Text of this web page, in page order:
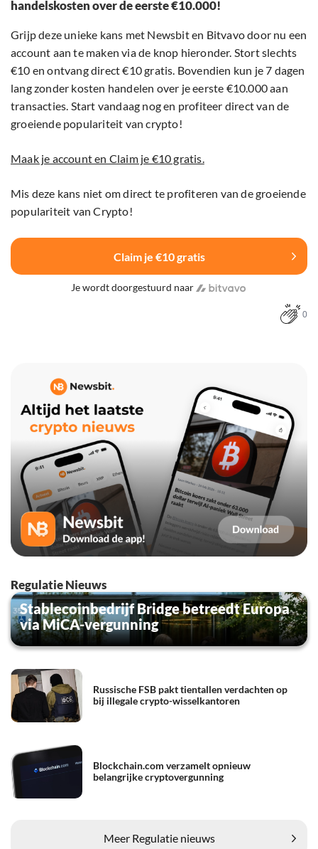
handelskosten over de eerste €10.000!
Grijp deze unieke kans met Newsbit en Bitvavo door nu een
account aan te maken via de knop hieronder. Stort slechts
€10 en ontvang direct €10 gratis. Bovendien kun je 7 dagen
lang zonder kosten handelen over je eerste €10.000 aan
transacties. Start vandaag nog en profiteer direct van de
groeiende populariteit van crypto!
Maak je account en Claim je €10 gratis.
Mis deze kans niet om direct te profiteren van de groeiende
populariteit van Crypto!
Claim je €10 gratis
Je wordt doorgestuurd naar
0
Regulatie Nieuws
Stablecoinbedrijf Bridge betreedt Europa
via MiCA-vergunning
Russische FSB pakt tientallen verdachten op
bij illegale crypto-wisselkantoren
Blockchain.com verzamelt opnieuw
belangrijke cryptovergunning
Meer Regulatie nieuws